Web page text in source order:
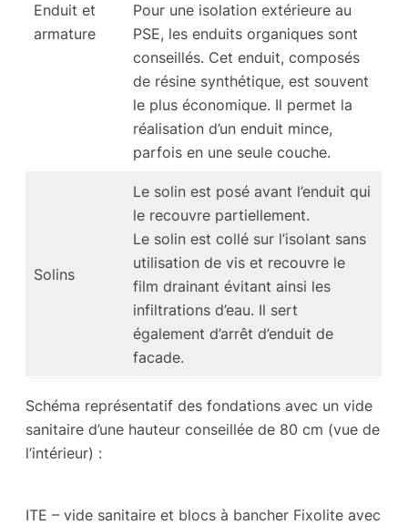
Enduit et
armature
Pour une isolation extérieure au
PSE, les enduits organiques sont
conseillés. Cet enduit, composés
de résine synthétique, est souvent
le plus économique. Il permet la
réalisation d’un enduit mince,
parfois en une seule couche.
Solins
Le solin est posé avant l’enduit qui
le recouvre partiellement.
Le solin est collé sur l’isolant sans
utilisation de vis et recouvre le
film drainant évitant ainsi les
infiltrations d’eau. Il sert
également d’arrêt d’enduit de
facade.
Schéma représentatif des fondations avec un vide
sanitaire d’une hauteur conseillée de 80 cm (vue de
l’intérieur) :
ITE – vide sanitaire et blocs à bancher Fixolite avec